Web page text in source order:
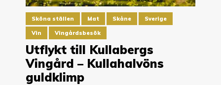
Sköna ställen Mat Skåne Sverige
Vin Vingårdsbesök
Utflykt till Kullabergs
Vingård – Kullahalvöns
guldklimp